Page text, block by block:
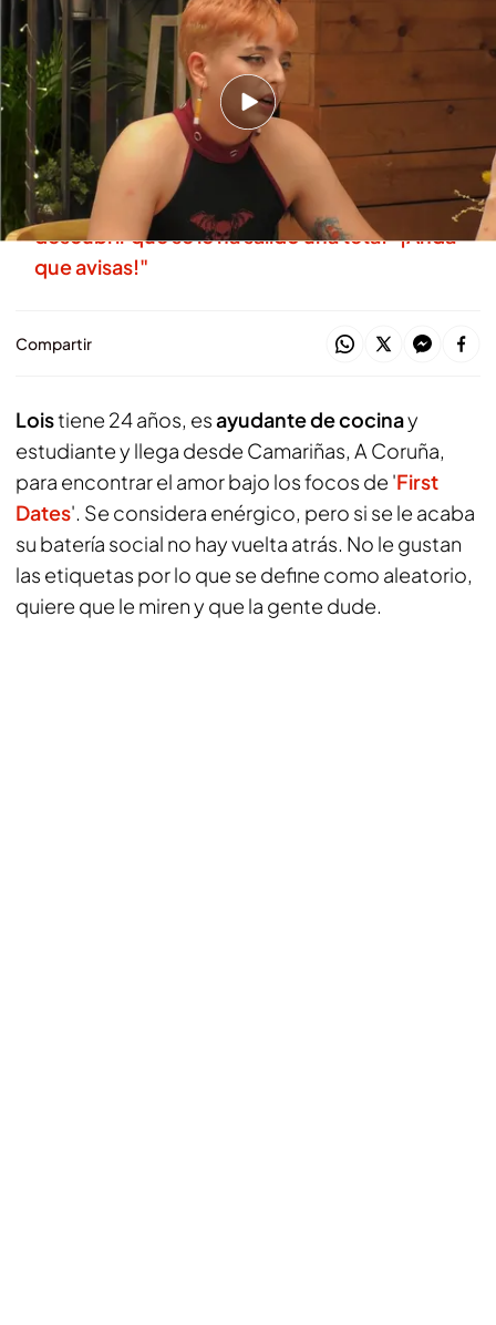
First Dates
24 FEB 2026 - 23:00h.
Un soltero de 'First Dates' conoce a Aurelio, un
joven de Venezuela de 28 años
Una soltera de 'First Dates' paraliza su cita al
descubrir que se le ha salido una teta: "¡Anda
que avisas!"
Compartir
Loistiene 24 años, esayudante de cocinay
estudiante y llega desde Camariñas, A Coruña,
para encontrar el amor bajo los focos de 'First
Dates'. Se considera enérgico, pero si se le acaba
su batería social no hay vuelta atrás. No le gustan
las etiquetas por lo que se define como aleatorio,
quiere que le miren y que la gente dude.